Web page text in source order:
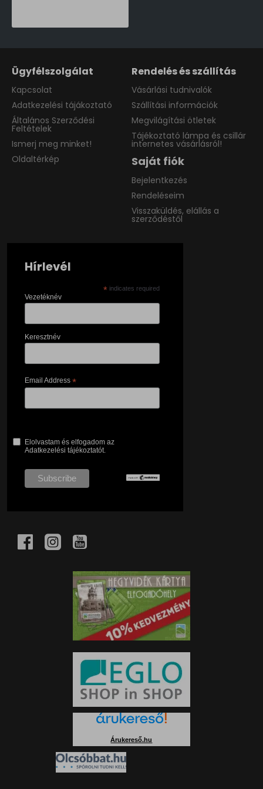
Ügyfélszolgálat
Kapcsolat
Adatkezelési tájákoztató
Általános Szerződési
Feltételek
Ismerj meg minket!
Oldaltérkép
Rendelés és szállítás
Vásárlási tudnivalók
Szállítási információk
Megvilágítási ötletek
Tájékoztató lámpa és csillár
internetes vásárlásról!
Saját fiók
Bejelentkezés
Rendeléseim
Visszaküldés, elállás a
szerződéstől
Hírlevél
* indicates required
Vezetéknév
Keresztnév
Email Address *
Elolvastam és elfogadom az
Adatkezelési tájékoztatót.
Árukereső.hu